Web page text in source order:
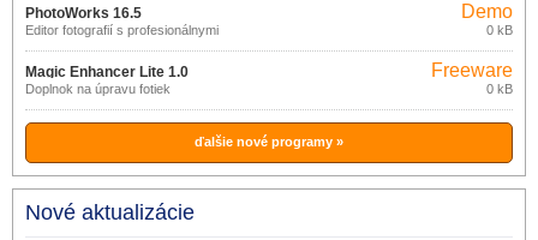
PhotoWorks 16.5
Editor fotografií s profesionálnymi
Demo
0 kB
Magic Enhancer Lite 1.0
Doplnok na úpravu fotiek
Freeware
0 kB
ďalšie nové programy »
Nové aktualizácie